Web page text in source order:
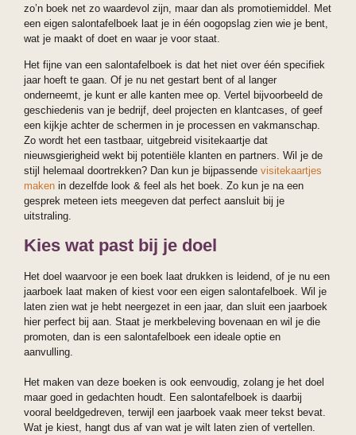
zo’n boek net zo waardevol zijn, maar dan als promotiemiddel. Met
een eigen salontafelboek laat je in één oogopslag zien wie je bent,
wat je maakt of doet en waar je voor staat.
Het fijne van een salontafelboek is dat het niet over één specifiek
jaar hoeft te gaan. Of je nu net gestart bent of al langer
onderneemt, je kunt er alle kanten mee op. Vertel bijvoorbeeld de
geschiedenis van je bedrijf, deel projecten en klantcases, of geef
een kijkje achter de schermen in je processen en vakmanschap.
Zo wordt het een tastbaar, uitgebreid visitekaartje dat
nieuwsgierigheid wekt bij potentiële klanten en partners. Wil je de
stijl helemaal doortrekken? Dan kun je bijpassende visitekaartjes
maken in dezelfde look & feel als het boek. Zo kun je na een
gesprek meteen iets meegeven dat perfect aansluit bij je
uitstraling.
Kies wat past bij je doel
Het doel waarvoor je een boek laat drukken is leidend, of je nu een
jaarboek laat maken of kiest voor een eigen salontafelboek. Wil je
laten zien wat je hebt neergezet in een jaar, dan sluit een jaarboek
hier perfect bij aan. Staat je merkbeleving bovenaan en wil je die
promoten, dan is een salontafelboek een ideale optie en
aanvulling.
Het maken van deze boeken is ook eenvoudig, zolang je het doel
maar goed in gedachten houdt. Een salontafelboek is daarbij
vooral beeldgedreven, terwijl een jaarboek vaak meer tekst bevat.
Wat je kiest, hangt dus af van wat je wilt laten zien of vertellen.